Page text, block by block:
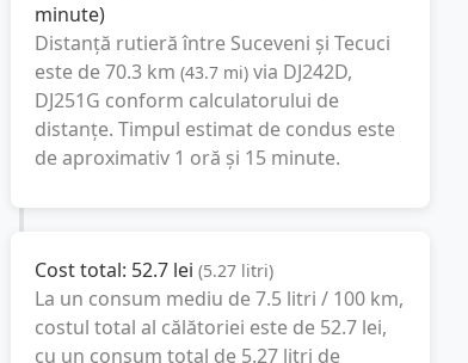
minute)
Distanță rutieră între Suceveni și Tecuci
este de70.3 km (43.7 mi) via DJ242D,
DJ251G conform calculatorului de
distanțe. Timpul estimat de condus este
de aproximativ 1 oră și 15 minute.
Cost total: 52.7 lei (5.27 litri)
La un consum mediu de7.5 litri / 100 km,
costul total al călătoriei este de 52.7 lei,
cu un consum total de 5.27 litri de